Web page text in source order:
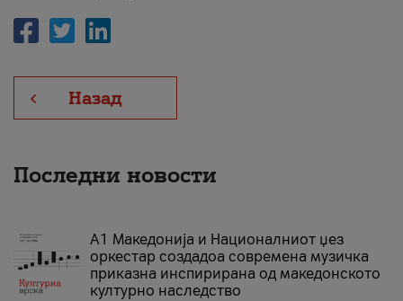
Назад
Последни новости
А1 Македонија и Националниот џез
оркестар создадоа современа музичка
приказна инспирирана од македонското
културно наследство